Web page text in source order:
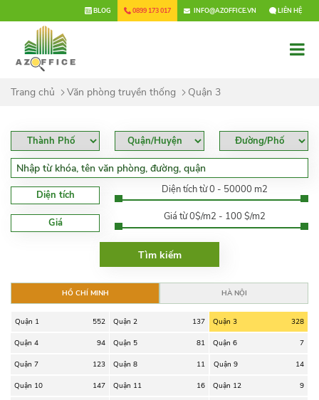
BLOG 0899 173 017 INFO@AZOFFICE.VN LIÊN HỆ×
Trang chủ Văn phòng truyền thống Quận 3
Diện tích Diện tích từ 0 - 50000 m2
Giá Giá từ 0$/m2 - 100 $/m2
HỒ CHÍ MINH HÀ NỘI
Quận 1 552 Quận 2 137 Quận 3 328
Quận 4 94 Quận 5 81 Quận 6 7
Quận 7 123 Quận 8 11 Quận 9 14
Quận 10 147 Quận 11 16 Quận 12 9